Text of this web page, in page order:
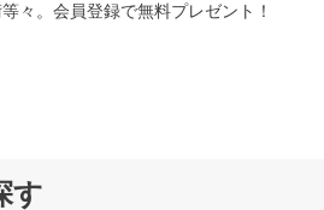
々。会員登録で無料プレゼント！
す